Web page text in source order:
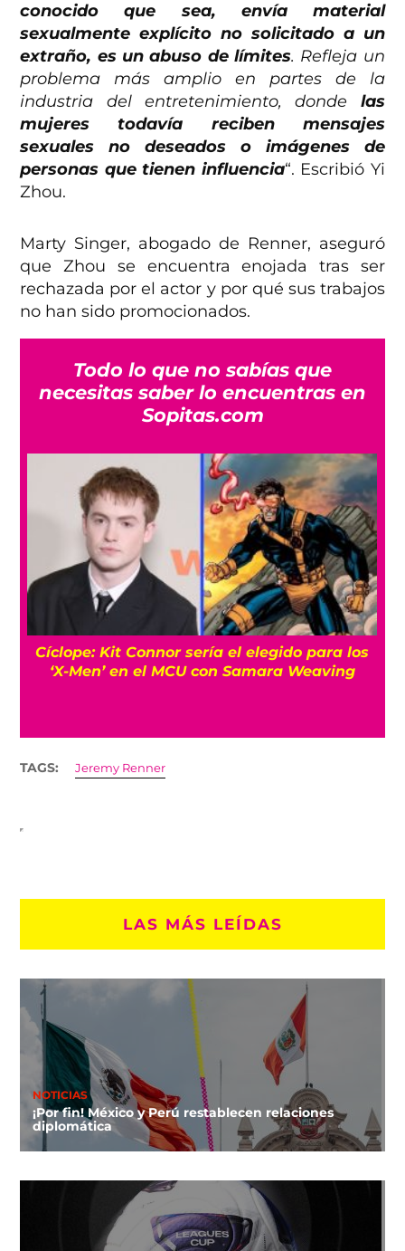
conocido que sea, envía material
sexualmente explícito no solicitado a un
extraño, es un abuso de límites. Refleja un
problema más amplio en partes de la
industria del entretenimiento, donde las
mujeres todavía reciben mensajes
sexuales no deseados o imágenes de
personas que tienen influencia“. Escribió Yi
Zhou.
Marty Singer, abogado de Renner, aseguró
que Zhou se encuentra enojada tras ser
rechazada por el actor y por qué sus trabajos
no han sido promocionados.
Todo lo que no sabías que
necesitas saber lo encuentras en
Sopitas.com
Cíclope: Kit Connor sería el elegido para los
‘X-Men’ en el MCU con Samara Weaving
TAGS: Jeremy Renner
LAS MÁS LEÍDAS
NOTICIAS
¡Por fin! México y Perú restablecen relaciones
diplomática